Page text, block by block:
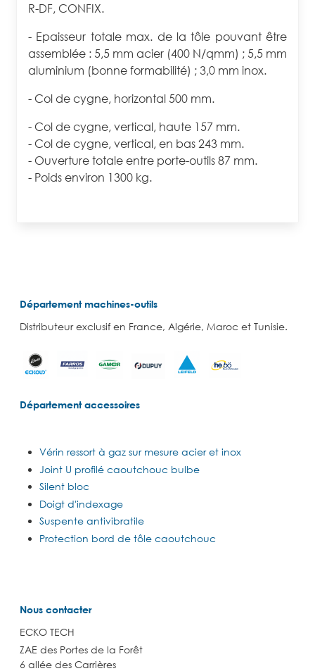
R-DF, CONFIX.
- Epaisseur totale max. de la tôle pouvant être
assemblée : 5,5 mm acier (400 N/qmm) ; 5,5 mm
aluminium (bonne formabilité) ; 3,0 mm inox.
- Col de cygne, horizontal 500 mm.
- Col de cygne, vertical, haute 157 mm.
- Col de cygne, vertical, en bas 243 mm.
- Ouverture totale entre porte-outils 87 mm.
- Poids environ 1300 kg.
Département machines-outils
Distributeur exclusif en France, Algérie, Maroc et Tunisie.
Département accessoires
Vérin ressort à gaz sur mesure acier et inox
Joint U profilé caoutchouc bulbe
Silent bloc
Doigt d'indexage
Suspente antivibratile
Protection bord de tôle caoutchouc
Nous contacter
ECKO TECH
ZAE des Portes de la Forêt
6 allée des Carrières